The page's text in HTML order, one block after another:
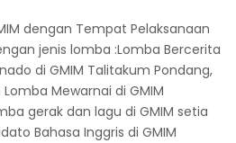
dengan Tempat Pelaksanaan
jenis lomba :Lomba Bercerita
di GMIM Talitakum Pondang,
Mewarnai di GMIM
gerak dan lagu di GMIM setia
Bahasa Inggris di GMIM